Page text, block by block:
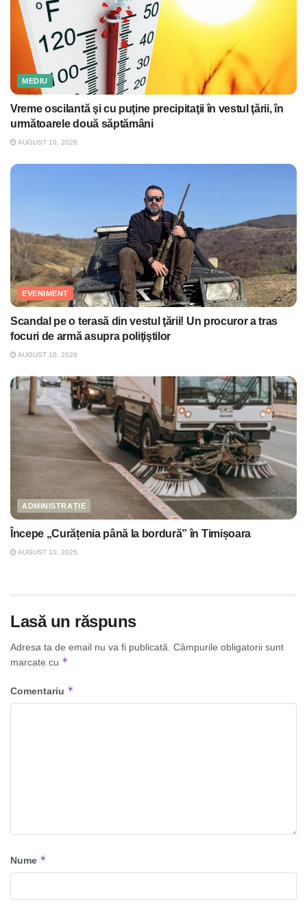
MEDIU
Vreme oscilantă şi cu puţine precipitaţii în vestul ţării, în
următoarele două săptămâni
AUGUST 10, 2026
EVENIMENT
Scandal pe o terasă din vestul ţării! Un procuror a tras
focuri de armă asupra poliţiştilor
AUGUST 10, 2026
ADMINISTRAȚIE
Începe „Curățenia până la bordură” în Timișoara
AUGUST 10, 2026
Lasă un răspuns
Adresa ta de email nu va fi publicată. Câmpurile obligatorii sunt
marcate cu *
Comentariu *
Nume *